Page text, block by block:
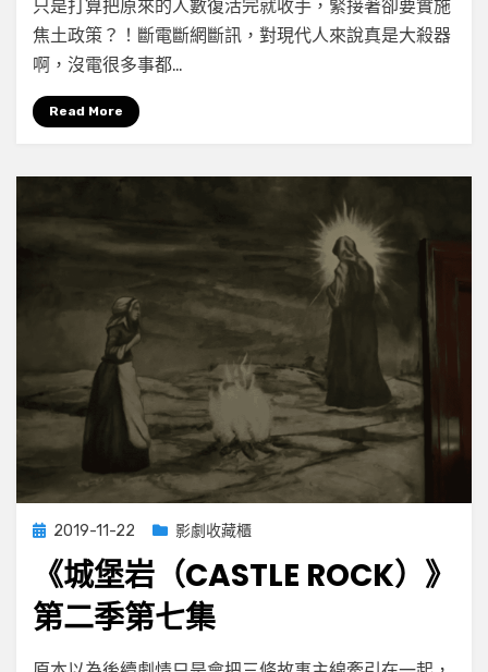
堡
岩
第
只是打算把原來的人數復活完就收手，緊接著卻要實施
焦土政策？！斷電斷網斷訊，對現代人來說真是大殺器
啊，沒電很多事都…
Read More
Posted
2019-11-22 影劇收藏櫃
《城堡岩（CASTLE ROCK）》
第二季第七集
by小云
Leave a commenton